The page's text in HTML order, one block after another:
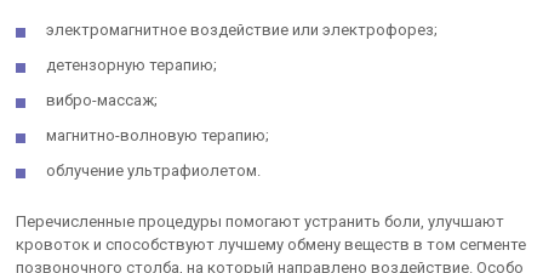
электромагнитное воздействие или электрофорез;
детензорную терапию;
вибро-массаж;
магнитно-волновую терапию;
облучение ультрафиолетом.
Перечисленные процедуры помогают устранить боли, улучшают
кровоток и способствуют лучшему обмену веществ в том сегменте
позвоночного столба, на который направлено воздействие. Особо